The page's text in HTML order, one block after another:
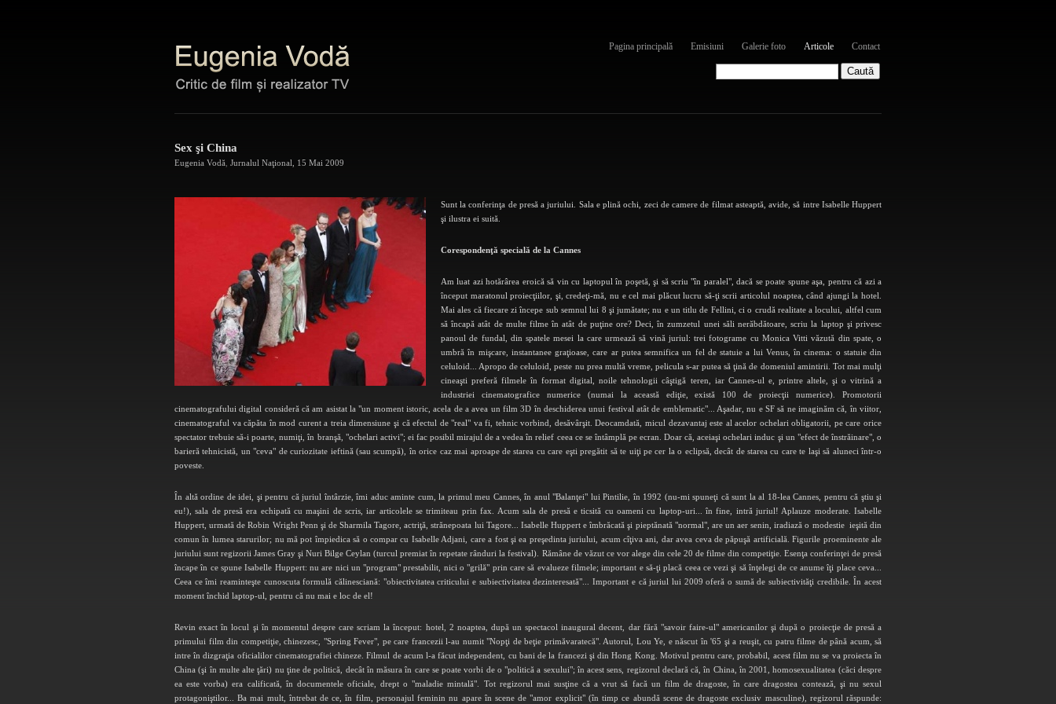
Pagina principală Emisiuni Galerie foto Articole Contact
Sex şi China
Eugenia Vodă Jurnalul Naţional 15 Mai 2009
Sunt la conferinţa de presă a juriului. Sala e plină ochi, zeci de camere de filmat asteaptă, avide, să intre Isabelle Huppert
şi ilustra ei suită.
Corespondenţă specială de la Cannes
Am luat azi hotărârea eroică să vin cu laptopul în poşetă, şi să scriu "în paralel", dacă se poate spune aşa, pentru că azi a
început maratonul proiecţiilor, şi, credeţi-mă, nu e cel mai plăcut lucru să-ţi scrii articolul noaptea, când ajungi la hotel.
Mai ales că fiecare zi începe sub semnul lui 8 şi jumătate; nu e un titlu de Fellini, ci o crudă realitate a locului, altfel cum
să încapă atât de multe filme în atât de puţine ore? Deci, în zumzetul unei săli nerăbdătoare, scriu la laptop şi privesc
panoul de fundal, din spatele mesei la care urmează să vină juriul: trei fotograme cu Monica Vitti văzută din spate, o
umbră în mişcare, instantanee graţioase, care ar putea semnifica un fel de statuie a lui Venus, în cinema: o statuie din
celuloid... Apropo de celuloid, peste nu prea multă vreme, pelicula s-ar putea să ţină de domeniul amintirii. Tot mai mulţi
cineaşti preferă filmele în format digital, noile tehnologii câştigă teren, iar Cannes-ul e, printre altele, şi o vitrină a
industriei cinematografice numerice (numai la această ediţie, există 100 de proiecţii numerice). Promotorii
cinematografului digital consideră că am asistat la "un moment istoric, acela de a avea un film 3D în deschiderea unui festival atât de emblematic"... Aşadar, nu e SF să ne imaginăm că, în viitor,
cinematograful va căpăta în mod curent a treia dimensiune şi că efectul de "real" va fi, tehnic vorbind, desăvârşit. Deocamdată, micul dezavantaj este al acelor ochelari obligatorii, pe care orice
spectator trebuie să-i poarte, numiţi, în branşă, "ochelari activi"; ei fac posibil mirajul de a vedea în relief ceea ce se întâmplă pe ecran. Doar că, aceiaşi ochelari induc şi un "efect de înstrăinare", o
barieră tehnicistă, un "ceva" de curiozitate ieftină (sau scumpă), în orice caz mai aproape de starea cu care eşti pregătit să te uiţi pe cer la o eclipsă, decât de starea cu care te laşi să aluneci într-o
poveste.
În altă ordine de idei, şi pentru că juriul întârzie, îmi aduc aminte cum, la primul meu Cannes, în anul "Balanţei" lui Pintilie, în 1992 (nu-mi spuneţi că sunt la al 18-lea Cannes, pentru că ştiu şi
eu!), sala de presă era echipată cu maşini de scris, iar articolele se trimiteau prin fax. Acum sala de presă e ticsită cu oameni cu laptop-uri... în fine, intră juriul! Aplauze moderate. Isabelle
Huppert, urmată de Robin Wright Penn şi de Sharmila Tagore, actriţă, strănepoata lui Tagore... Isabelle Huppert e îmbrăcată şi pieptănată "normal", are un aer senin, iradiază o modestie ieşită din
comun în lumea starurilor; nu mă pot împiedica să o compar cu Isabelle Adjani, care a fost şi ea preşedinta juriului, acum cîţiva ani, dar avea ceva de păpuşă artificială. Figurile proeminente ale
juriului sunt regizorii James Gray şi Nuri Bilge Ceylan (turcul premiat în repetate rânduri la festival). Rămâne de văzut ce vor alege din cele 20 de filme din competiţie. Esenţa conferinţei de presă
încape în ce spune Isabelle Huppert: nu are nici un "program" prestabilit, nici o "grilă" prin care să evalueze filmele; important e să-ţi placă ceea ce vezi şi să înţelegi de ce anume îţi place ceva...
Ceea ce îmi reaminteşte cunoscuta formulă călinesciană: "obiectivitatea criticului e subiectivitatea dezinteresată"... Important e că juriul lui 2009 oferă o sumă de subiectivităţi credibile. În acest
moment închid laptop-ul, pentru că nu mai e loc de el!
Revin exact în locul şi în momentul despre care scriam la început: hotel, 2 noaptea, după un spectacol inaugural decent, dar fără "savoir faire-ul" americanilor şi după o proiecţie de presă a
primului film din competiţie, chinezesc, "Spring Fever", pe care francezii l-au numit "Nopţi de beţie primăvaratecă". Autorul, Lou Ye, e născut în '65 şi a reuşit, cu patru filme de până acum, să
intre în dizgraţia oficialilor cinematografiei chineze. Filmul de acum l-a făcut independent, cu bani de la francezi şi din Hong Kong. Motivul pentru care, probabil, acest film nu se va proiecta în
China (şi în multe alte ţări) nu ţine de politică, decât în măsura în care se poate vorbi de o "politică a sexului"; în acest sens, regizorul declară că, în China, în 2001, homosexualitatea (căci despre
ea este vorba) era calificată, în documentele oficiale, drept o "maladie mintală". Tot regizorul mai susţine că a vrut să facă un film de dragoste, în care dragostea contează, şi nu sexul
protagoniştilor... Ba mai mult, întrebat de ce, în film, personajul feminin nu apare în scene de "amor explicit" (în timp ce abundă scene de dragoste exclusiv masculine), regizorul răspunde: